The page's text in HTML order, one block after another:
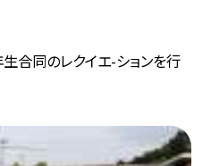
生合同のレクイエ-ションを行